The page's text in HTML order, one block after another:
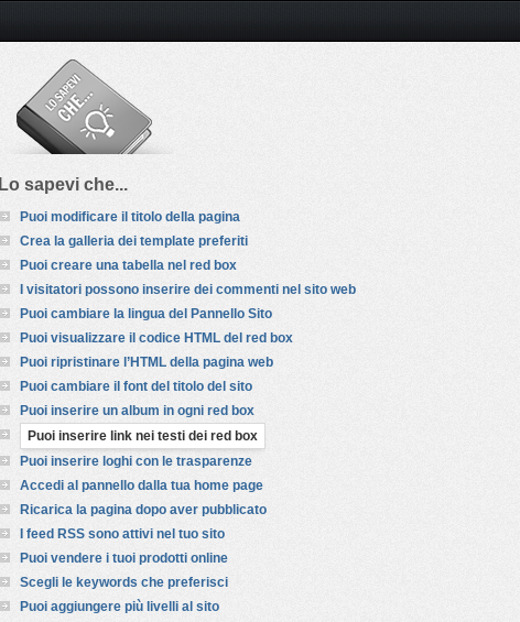
Lo sapevi che...
Puoi modificare il titolo della pagina
Crea la galleria dei template preferiti
Puoi creare una tabella nel red box
I visitatori possono inserire dei commenti nel sito web
Puoi cambiare la lingua del Pannello Sito
Puoi visualizzare il codice HTML del red box
Puoi ripristinare l’HTML della pagina web
Puoi cambiare il font del titolo del sito
Puoi inserire un album in ogni red box
Puoi inserire link nei testi dei red box
Puoi inserire loghi con le trasparenze
Accedi al pannello dalla tua home page
Ricarica la pagina dopo aver pubblicato
I feed RSS sono attivi nel tuo sito
Puoi vendere i tuoi prodotti online
Scegli le keywords che preferisci
Puoi aggiungere più livelli al sito